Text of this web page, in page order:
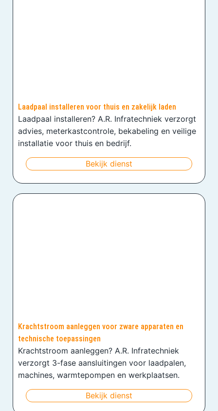
Laadpaal installeren voor thuis en zakelijk laden
Laadpaal installeren? A.R. Infratechniek verzorgt
advies, meterkastcontrole, bekabeling en veilige
installatie voor thuis en bedrijf.
Bekijk dienst
Krachtstroom aanleggen voor zware apparaten en
technische toepassingen
Krachtstroom aanleggen? A.R. Infratechniek
verzorgt 3-fase aansluitingen voor laadpalen,
machines, warmtepompen en werkplaatsen.
Bekijk dienst